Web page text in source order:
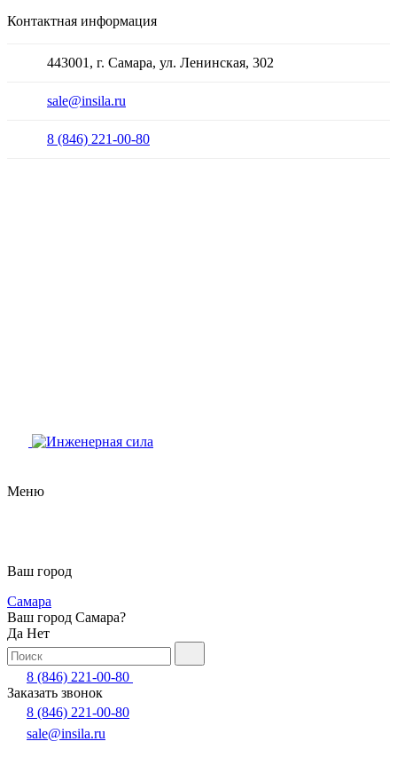
Контактная информация
443001, г. Самара, ул. Ленинская, 302
sale@insila.ru
8 (846) 221-00-80
Меню
Ваш город
Самара
Ваш город Самара?
Да Нет
8 (846) 221-00-80
Заказать звонок
8 (846) 221-00-80
sale@insila.ru